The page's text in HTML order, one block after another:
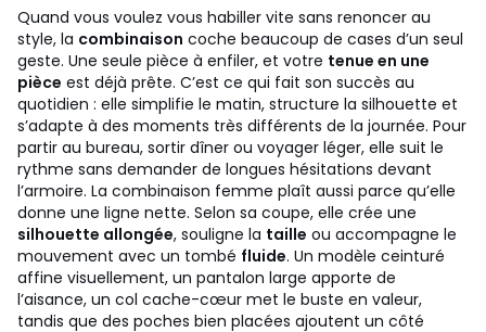
Quand vous voulez vous habiller vite sans renoncer au
style, la combinaison coche beaucoup de cases d’un seul
geste. Une seule pièce à enfiler, et votre tenue en une
pièce est déjà prête. C’est ce qui fait son succès au
quotidien : elle simplifie le matin, structure la silhouette et
s’adapte à des moments très différents de la journée. Pour
partir au bureau, sortir dîner ou voyager léger, elle suit le
rythme sans demander de longues hésitations devant
l’armoire. La combinaison femme plaît aussi parce qu’elle
donne une ligne nette. Selon sa coupe, elle crée une
silhouette allongée, souligne la taille ou accompagne le
mouvement avec un tombé fluide. Un modèle ceinturé
affine visuellement, un pantalon large apporte de
l’aisance, un col cache-cœur met le buste en valeur,
tandis que des poches bien placées ajoutent un côté